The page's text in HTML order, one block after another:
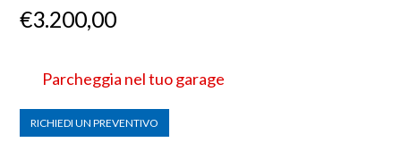
€3.200,00
Parcheggia nel tuo garage
RICHIEDI UN PREVENTIVO